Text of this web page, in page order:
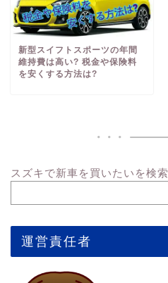
新型スイフトスポーツの年間
維持費は高い? 税金や保険料
を安くする方法は?
スズキで新車を買いたいを検索
運営責任者